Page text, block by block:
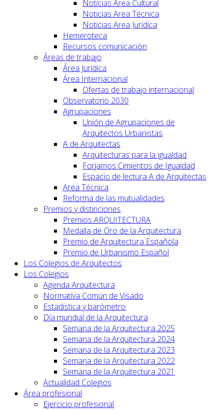
Noticias Area Cultural
Noticias Area Técnica
Noticias Area Jurídica
Hemeroteca
Recursos comunicación
Áreas de trabajo
Área Jurídica
Área Internacional
Ofertas de trabajo internacional
Observatorio 2030
Agrupaciones
Unión de Agrupaciones de
Arquitectos Urbanistas
A de Arquitectas
Arquitecturas para la igualdad
Forjamos Cimientos de Igualdad
Espacio de lectura A de Arquitectas
Area Técnica
Reforma de las mutualidades
Premios y distinciones
Premios ARQUITECTURA
Medalla de Oro de la Arquitectura
Premio de Arquitectura Española
Premio de Urbanismo Español
Los Colegios de Arquitectos
Los Colegios
Agenda Arquitectura
Normativa Común de Visado
Estadística y barómetro
Día mundial de la Arquitectura
Semana de la Arquitectura 2025
Semana de la Arquitectura 2024
Semana de la Arquitectura 2023
Semana de la Arquitectura 2022
Semana de la Arquitectura 2021
Actualidad Colegios
Área profesional
Ejercicio profesional